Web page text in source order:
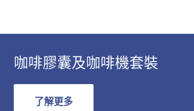
咖啡膠囊及咖啡機套裝
了解更多